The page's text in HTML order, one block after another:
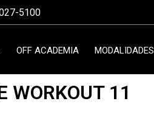
5100
OFF ACADEMIA MODALIDADES
WORKOUT 11